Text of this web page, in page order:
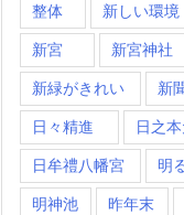
整体 新しい環境
新宮 新宮神社
新緑がきれい 新
日々精進 日之
日牟禮八幡宮 明
明神池 昨年末